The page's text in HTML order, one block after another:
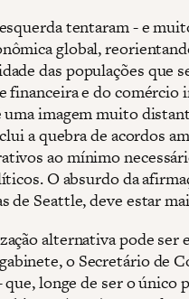
tentaram - e
global,
das populações que
financeira e do
uma imagem muito
a quebra de acordos
ao mínimo
O absurdo da
de Seattle, deve estar
alternativa pode ser
o Secretário de
que, longe de ser o